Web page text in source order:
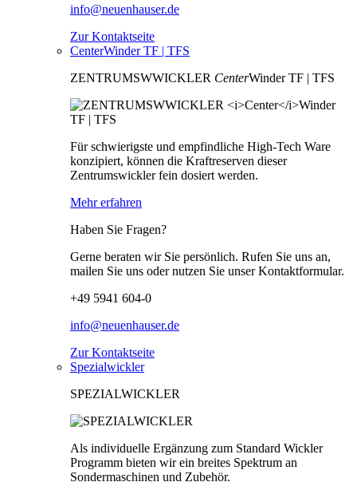
info@neuenhauser.de
Zur Kontaktseite
CenterWinder TF | TFS
ZENTRUMSWWICKLER CenterWinder TF | TFS
Für schwierigste und empfindliche High-Tech Ware
konzipiert, können die Kraftreserven dieser
Zentrumswickler fein dosiert werden.
Mehr erfahren
Haben Sie Fragen?
Gerne beraten wir Sie persönlich. Rufen Sie uns an,
mailen Sie uns oder nutzen Sie unser Kontaktformular.
+49 5941 604-0
info@neuenhauser.de
Zur Kontaktseite
Spezialwickler
SPEZIALWICKLER
Als individuelle Ergänzung zum Standard Wickler
Programm bieten wir ein breites Spektrum an
Sondermaschinen und Zubehör.